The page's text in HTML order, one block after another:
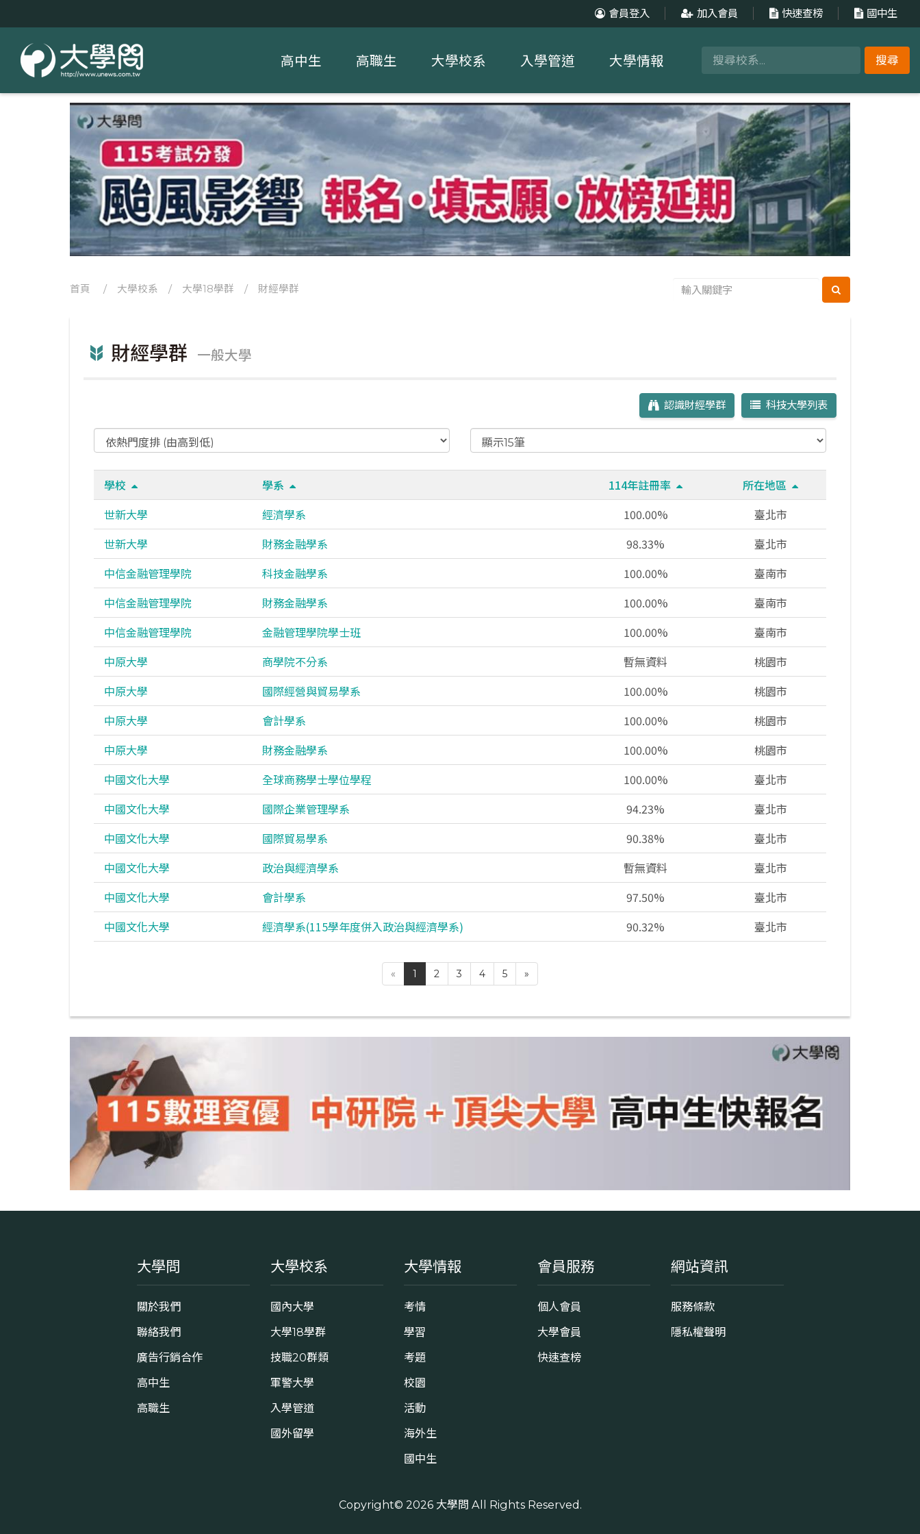
會員登入 加入會員 快速查榜 國中生
搜尋
高中生 高職生 大學校系 入學管道 大學情報
首頁 / 大學校系 / 大學18學群 / 財經學群
財經學群 一般大學
科技大學列表
認識財經學群
學校 學系 114年註冊率
所在地區
世新大學
經濟學系 100.00%
臺北市
世新大學
財務金融學系 98.33%
臺北市
中信金融管理學院
科技金融學系 100.00%
臺南市
中信金融管理學院
財務金融學系 100.00%
臺南市
中信金融管理學院
金融管理學院學士班 100.00%
臺南市
中原大學
商學院不分系 暫無資料
桃園市
中原大學
國際經營與貿易學系 100.00%
桃園市
中原大學
會計學系 100.00%
桃園市
中原大學
財務金融學系 100.00%
桃園市
中國文化大學
全球商務學士學位學程 100.00%
臺北市
中國文化大學
國際企業管理學系 94.23%
臺北市
中國文化大學
國際貿易學系 90.38%
臺北市
中國文化大學
政治與經濟學系 暫無資料
臺北市
中國文化大學
會計學系 97.50%
臺北市
中國文化大學
經濟學系(115學年度併入政治與經濟學系) 90.32% 臺北市
« 1 2 3 4 5 »
大學問
關於我們
聯絡我們
廣告行銷合作
高中生
高職生
大學校系
國內大學
大學18學群
技職20群類
軍警大學
入學管道
國外留學
大學情報
考情
學習
考題
校園
活動
海外生
國中生
會員服務
個人會員
大學會員
快速查榜
網站資訊
服務條款
隱私權聲明
Copyright© 2026 大學問 All Rights Reserved.